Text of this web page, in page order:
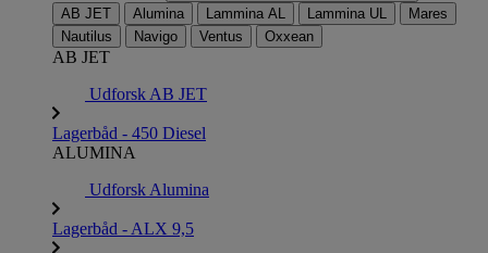
AB JET
Alumina Lammina AL Lammina UL
Mares
Nautilus
Navigo Ventus Oxxean
AB JET
Udforsk AB JET
Lagerbåd - 450 Diesel
ALUMINA
Udforsk Alumina
Lagerbåd - ALX 9,5